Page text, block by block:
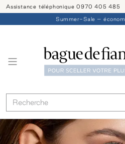
Assistance téléphonique 0970 405 485
Summer-Sale –